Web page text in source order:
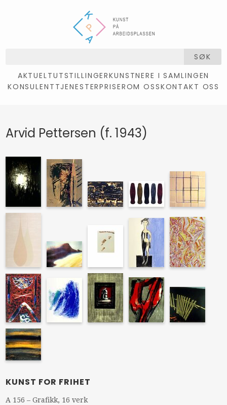
SØK
AKTUELTUTSTILLINGERKUNSTNERE I SAMLINGEN
KONSULENTTJENESTERPRISEROM OSSKONTAKT OSS
Arvid Pettersen (f. 1943)
KUNST FOR FRIHET
A 156 – Grafikk, 16 verk